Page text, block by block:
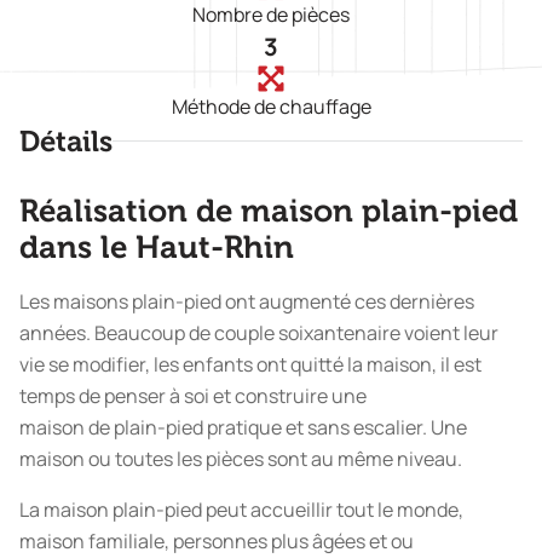
Nombre de pièces
3
Méthode de chauffage
Détails
Réalisation de maison plain-pied
dans le Haut-Rhin
Les maisons plain-pied ont augmenté ces dernières
années. Beaucoup de couple soixantenaire voient leur
vie se modifier, les enfants ont quitté la maison, il est
temps de penser à soi et construire une
maison de plain-pied pratique et sans escalier. Une
maison ou toutes les pièces sont au même niveau.
La maison plain-pied peut accueillir tout le monde,
maison familiale, personnes plus âgées et ou